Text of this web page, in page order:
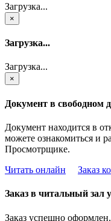
Загрузка...
×
Загрузка...
Загрузка...
×
Документ в свободном
Документ находится в
можете ознакомиться и
Просмотрщике.
Читать онлайн
Заказ
Заказ в читальный зал
Заказ успешно оформлен.